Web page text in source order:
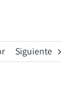
CONTACTO
Siguiente